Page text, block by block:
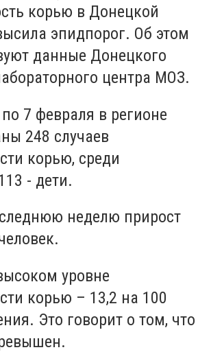
корью в Донецкой
эпидпорог. Об этом
данные Донецкого
центра МОЗ.
7 февраля в регионе
248 случаев
корью, среди
- дети.
неделю прирост
уровне
корью – 13,2 на 100
Это говорит о том, что